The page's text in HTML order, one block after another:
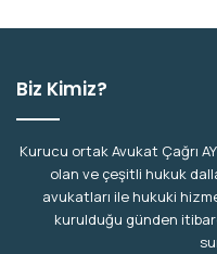
Biz Kimiz?
Kurucu ortak Avukat Çağrı
olan ve çeşitli hukuk
avukatları ile hukuki
kurulduğu günden